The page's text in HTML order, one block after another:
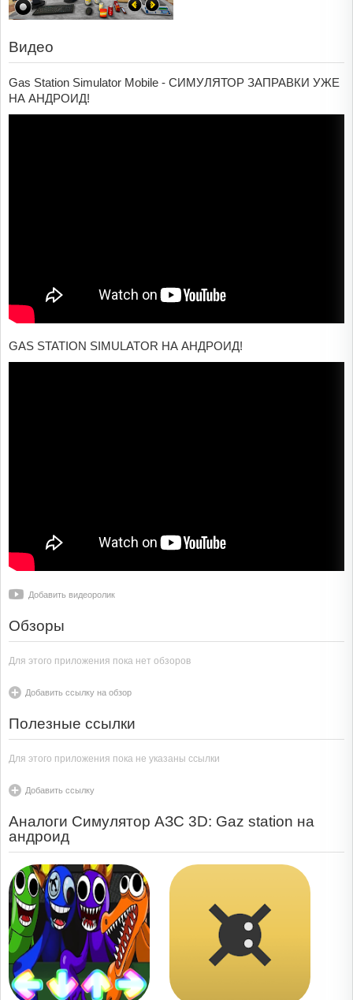
Видео
Gas Station Simulator Mobile - СИМУЛЯТОР ЗАПРАВКИ УЖЕ
НА АНДРОИД!
GAS STATION SIMULATOR НА АНДРОИД!
Добавить видеоролик
Обзоры
Для этого приложения пока нет обзоров
Добавить ссылку на обзор
Полезные ссылки
Для этого приложения пока не указаны ссылки
Добавить ссылку
Аналоги Симулятор АЗС 3D: Gaz station на
андроид